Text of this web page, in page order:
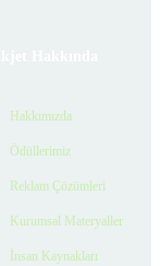
Hakkımızda
Ödüllerimiz
Reklam Çözümleri
Kurumsal Materyaller
İnsan Kaynakları